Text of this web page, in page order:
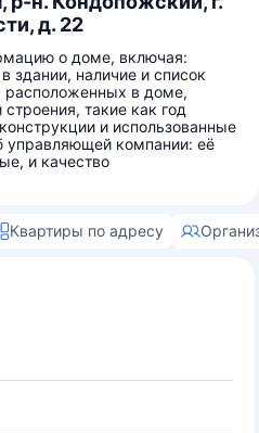
д. 22
о доме, включая:
здании, наличие и список
расположенных в доме,
такие как год
и использованные
компании: её
и качество
Квартиры по адресу